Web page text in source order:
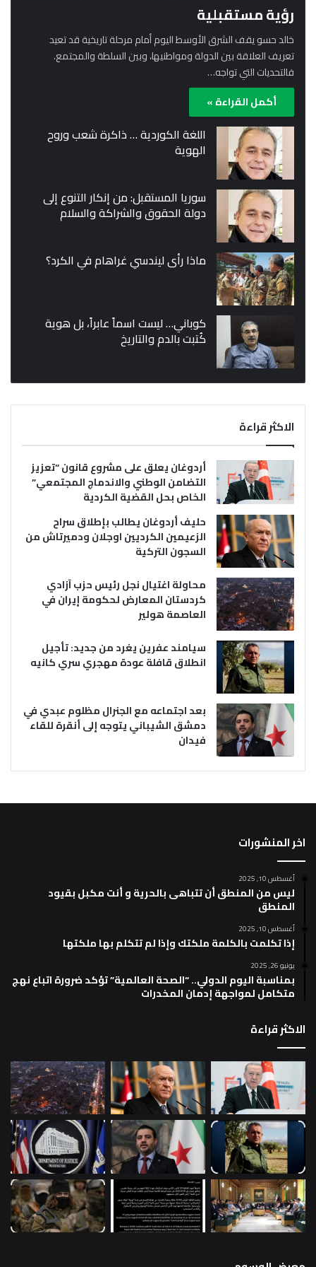
رؤية مستقبلية
خالد حسو يقف الشرق الأوسط اليوم أمام مرحلة تاريخية قد تعيد
تعريف العلاقة بين الدولة ومواطنيها، وبين السلطة والمجتمع.
فالتحديات التي تواجه…
أكمل القراءة »
اللغة الكوردية … ذاكرة شعب وروح
الهوية
سوريا المستقبل: من إنكار التنوع إلى
دولة الحقوق والشراكة والسلام
ماذا رأى ليندسي غراهام في الكرد؟
كوباني… ليست اسماً عابراً، بل هوية
كُتبت بالدم والتاريخ
الاكثر قراءة
أردوغان يعلق على مشروع قانون “تعزيز
التضامن الوطني والاندماج المجتمعي”
الخاص بحل القضية الكردية
حليف أردوغان يطالب بإطلاق سراح
الزعيمين الكرديين اوجلان ودميرتاش من
السجون التركية
محاولة اغتيال نجل رئيس حزب آزادي
كردستان المعارض لحكومة إيران في
العاصمة هولير
سيامند عفرين يغرد من جديد: تأجيل
انطلاق قافلة عودة مهجري سري كانيه
بعد اجتماعه مع الجنرال مظلوم عبدي في
دمشق الشيباني يتوجه إلى أنقرة للقاء
فيدان
اخر المنشورات
أغسطس 10, 2025
ليس من المنطق أن تتباهى بالحرية و أنت مكبل بقيود
المنطق
أغسطس 10, 2025
إذا تكلمت بالكلمة ملكتك وإذا لم تتكلم بها ملكتها
يونيو 26, 2025
بمناسبة اليوم الدولي.. “الصحة العالمية” تؤكد ضرورة اتباع نهج
متكامل لمواجهة إدمان المخدرات
الاكثر قراءة